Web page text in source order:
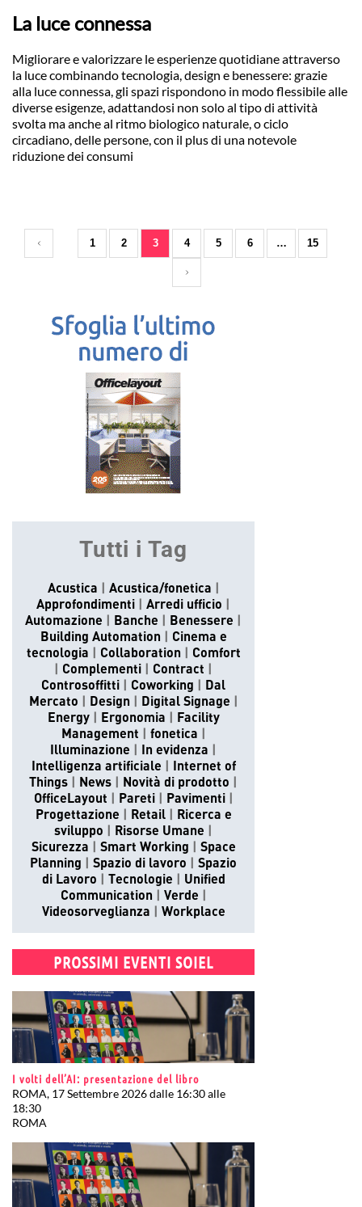
La luce connessa
Migliorare e valorizzare le esperienze quotidiane attraverso
la luce combinando tecnologia, design e benessere: grazie
alla luce connessa, gli spazi rispondono in modo flessibile alle
diverse esigenze, adattandosi non solo al tipo di attività
svolta ma anche al ritmo biologico naturale, o ciclo
circadiano, delle persone, con il plus di una notevole
riduzione dei consumi
1 2 3 4 5 6 … 15
Tutti i Tag
Acustica
Acustica/fonetica
Approfondimenti
Arredi ufficio
Automazione
Banche
Benessere
Building Automation
Cinema e
tecnologia
Collaboration
Comfort
Complementi
Contract
Controsoffitti
Coworking
Dal
Mercato
Design
Digital Signage
Energy
Ergonomia
Facility
Management
fonetica
Illuminazione
In evidenza
Intelligenza artificiale
Internet of
Things
News
Novità di prodotto
OfficeLayout
Pareti
Pavimenti
Progettazione
Retail
Ricerca e
sviluppo
Risorse Umane
Sicurezza
Smart Working
Space
Planning
Spazio di lavoro
Spazio
di Lavoro
Tecnologie
Unified
Communication
Verde
Videosorveglianza
Workplace
PROSSIMI EVENTI SOIEL
I volti dell’AI: presentazione del libro
ROMA, 17 Settembre 2026 dalle 16:30 alle
18:30
ROMA